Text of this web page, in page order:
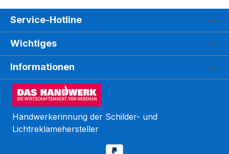
Service-Hotline
Wichtiges
Informationen
Handwerkerinnung der Schilder- und
Lichtreklamehersteller